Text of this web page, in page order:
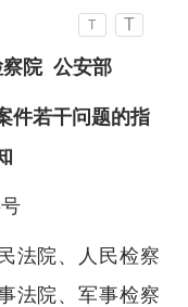
T T
院 公安部
件若干问题的指
法院、人民检察
法院、军事检察